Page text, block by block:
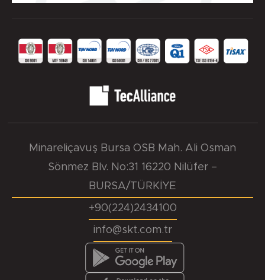
Minareliçavuş Bursa OSB Mah. Ali Osman
Sönmez Blv. No:31 16220 Nilüfer –
BURSA/TÜRKİYE
+90(224)2434100
info@skt.com.tr